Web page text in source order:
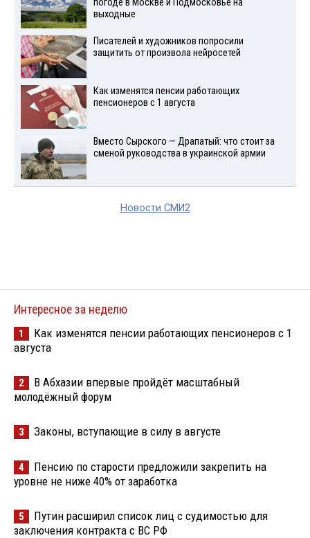
выходные
Писателей и художников попросили
защитить от произвола нейросетей
Как изменятся пенсии работающих
пенсионеров с 1 августа
Вместо Сырского — Драпатый: что стоит за
сменой руководства в украинской армии
Новости СМИ2
Интересное за неделю
1
Как изменятся пенсии работающих пенсионеров с 1
августа
2
В Абхазии впервые пройдёт масштабный
молодёжный форум
3 Законы, вступающие в силу в августе
4
Пенсию по старости предложили закрепить на
уровне не ниже 40% от заработка
5
Путин расширил список лиц с судимостью для
заключения контракта с ВС РФ